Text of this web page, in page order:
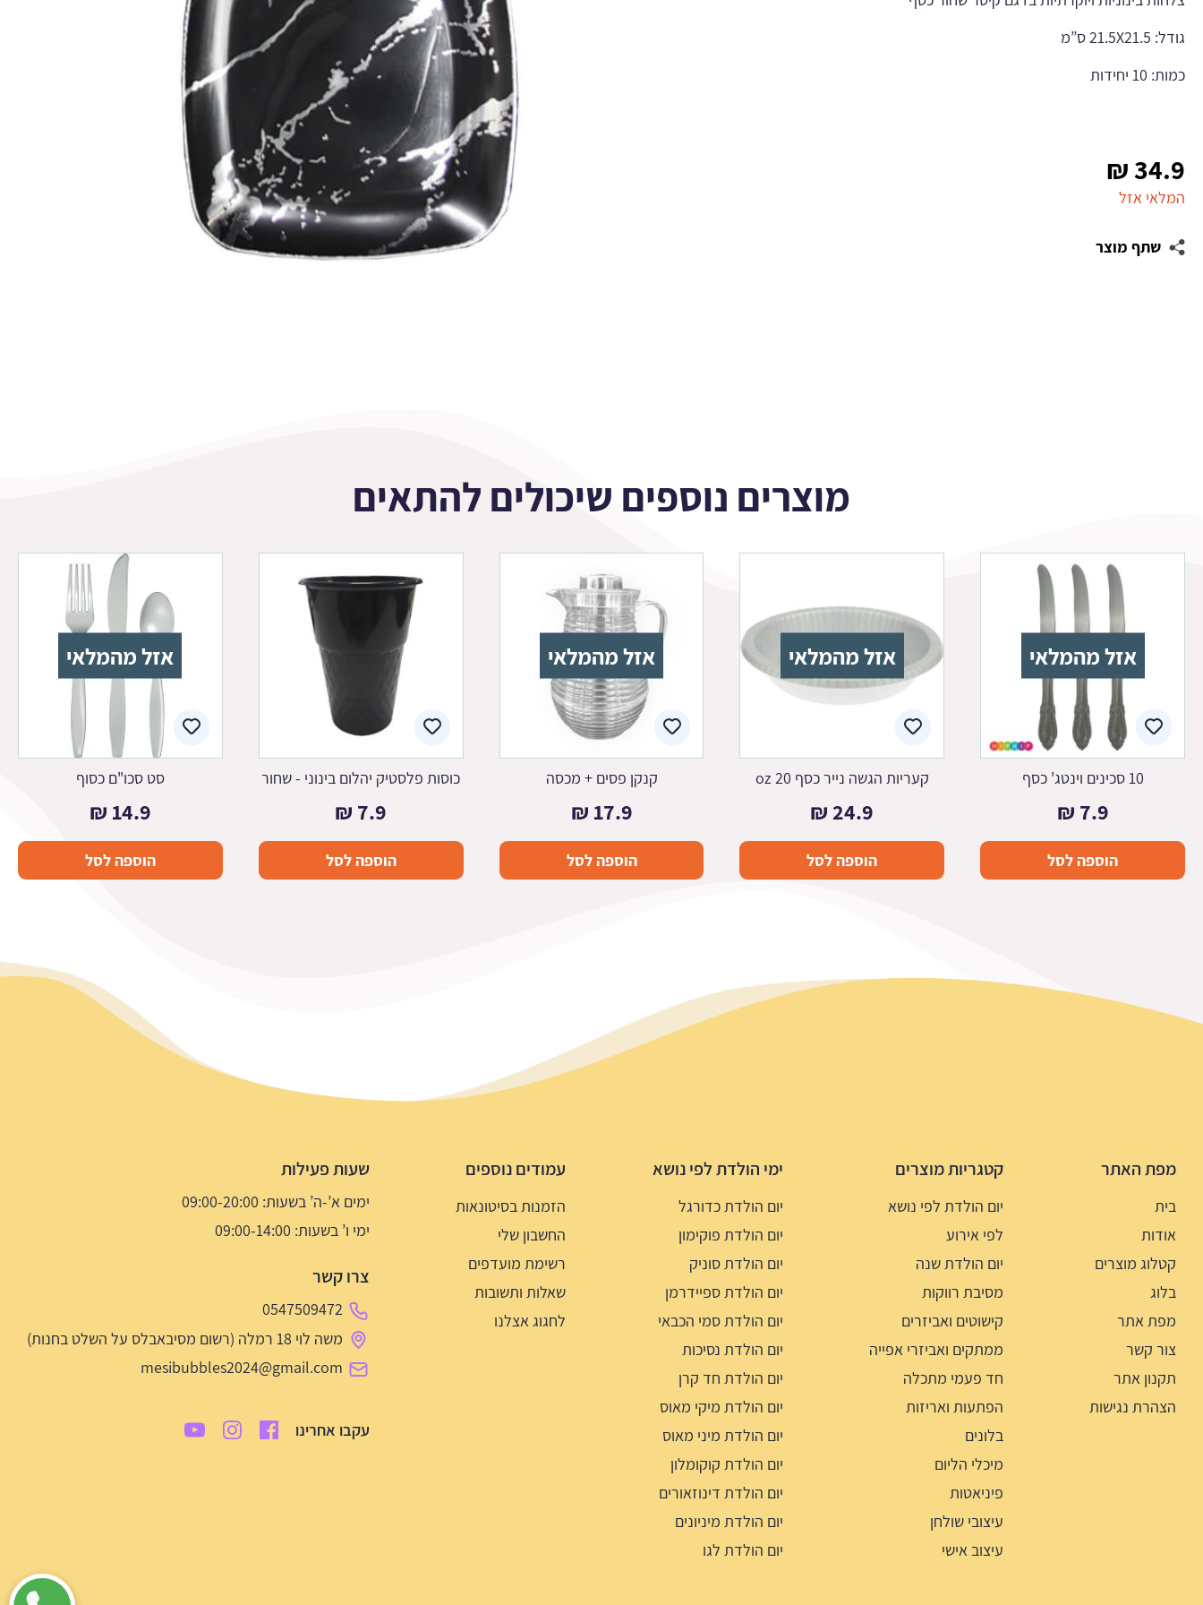
גודל: 21.5X21.5 ס”מ
כמות: 10 יחידות
34.9
₪
המלאי אזל
שתף מוצר
מוצרים נוספים שיכולים להתאים
אזל מהמלאי
10 סכינים וינטג' כסף
7.9
₪
הוספה לסל
אזל מהמלאי
קעריות הגשה נייר כסף 20 oz
24.9
₪
הוספה לסל
אזל מהמלאי
קנקן פסים + מכסה
17.9
₪
הוספה לסל
כוסות פלסטיק יהלום בינוני - שחור
7.9
₪
הוספה לסל
אזל מהמלאי
סט סכו"ם כסוף
14.9
₪
הוספה לסל
מפת האתר
בית
אודות
קטלוג מוצרים
בלוג
מפת אתר
צור קשר
תקנון אתר
הצהרת נגישות
קטגריות מוצרים
יום הולדת לפי נושא
לפי אירוע
יום הולדת שנה
מסיבת רווקות
קישוטים ואביזרים
ממתקים ואביזרי אפייה
חד פעמי מתכלה
הפתעות ואריזות
בלונים
מיכלי הליום
פיניאטות
עיצובי שולחן
עיצוב אישי
ימי הולדת לפי נושא
יום הולדת כדורגל
יום הולדת פוקימון
יום הולדת סוניק
יום הולדת ספיידרמן
יום הולדת סמי הכבאי
יום הולדת נסיכות
יום הולדת חד קרן
יום הולדת מיקי מאוס
יום הולדת מיני מאוס
יום הולדת קוקומלון
יום הולדת דינוזאורים
יום הולדת מיניונים
יום הולדת לגו
עמודים נוספים
הזמנות בסיטונאות
החשבון שלי
רשימת מועדפים
שאלות ותשובות
לחגוג אצלנו
שעות פעילות
ימים א’-ה’ בשעות: 09:00-20:00
ימי ו’ בשעות: 09:00-14:00
צרו קשר
0547509472
משה לוי 18 רמלה (רשום מסיבאבלס על השלט בחנות)
mesibubbles2024@gmail.com
עקבו אחרינו